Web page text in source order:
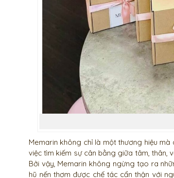
Memarin không chỉ là một thương hiệu
việc tìm kiếm sự cân bằng giữa tâm, thân,
Bởi vậy, Memarin không ngừng tạo ra
hũ nến thơm được chế tác cẩn thận với